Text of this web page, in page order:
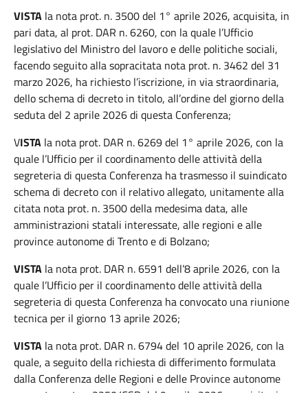
VISTA la nota prot. n. 3500 del 1° aprile 2026, acquisita, in
pari data, al prot. DAR n. 6260, con la quale l’Ufficio
legislativo del Ministro del lavoro e delle politiche sociali,
facendo seguito alla sopracitata nota prot. n. 3462 del 31
marzo 2026, ha richiesto l’iscrizione, in via straordinaria,
dello schema di decreto in titolo, all’ordine del giorno della
seduta del 2 aprile 2026 di questa Conferenza;
VISTA la nota prot. DAR n. 6269 del 1° aprile 2026, con la
quale l’Ufficio per il coordinamento delle attività della
segreteria di questa Conferenza ha trasmesso il suindicato
schema di decreto con il relativo allegato, unitamente alla
citata nota prot. n. 3500 della medesima data, alle
amministrazioni statali interessate, alle regioni e alle
province autonome di Trento e di Bolzano;
VISTA la nota prot. DAR n. 6591 dell’8 aprile 2026, con la
quale l’Ufficio per il coordinamento delle attività della
segreteria di questa Conferenza ha convocato una riunione
tecnica per il giorno 13 aprile 2026;
VISTA la nota prot. DAR n. 6794 del 10 aprile 2026, con la
quale, a seguito della richiesta di differimento formulata
dalla Conferenza delle Regioni e delle Province autonome